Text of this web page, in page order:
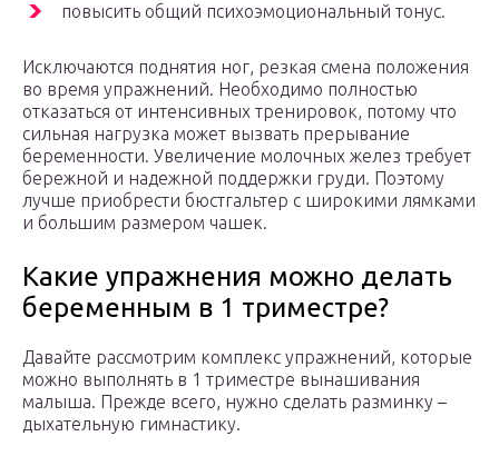
повысить общий психоэмоциональный тонус.
Исключаются поднятия ног, резкая смена положения
во время упражнений. Необходимо полностью
отказаться от интенсивных тренировок, потому что
сильная нагрузка может вызвать прерывание
беременности. Увеличение молочных желез требует
бережной и надежной поддержки груди. Поэтому
лучше приобрести бюстгальтер с широкими лямками
и большим размером чашек.
Какие упражнения можно делать
беременным в 1 триместре?
Давайте рассмотрим комплекс упражнений, которые
можно выполнять в 1 триместре вынашивания
малыша. Прежде всего, нужно сделать разминку –
дыхательную гимнастику.